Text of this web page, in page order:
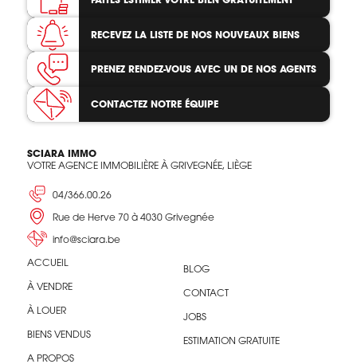
RECEVEZ LA LISTE DE NOS NOUVEAUX BIENS
PRENEZ RENDEZ-VOUS AVEC UN DE NOS AGENTS
CONTACTEZ NOTRE ÉQUIPE
SCIARA IMMO
VOTRE AGENCE IMMOBILIÈRE À GRIVEGNÉE, LIÈGE
04/366.00.26
Rue de Herve 70 à 4030 Grivegnée
info@sciara.be
ACCUEIL
À VENDRE
À LOUER
BIENS VENDUS
A PROPOS
BLOG
CONTACT
JOBS
ESTIMATION GRATUITE